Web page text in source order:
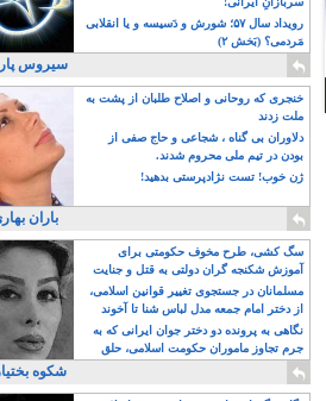
رویداد سال ۵۷؛ شورش و دَسیسه و یا انقلابی
مَردمی؟ (بَخش ۲)
سیروس
خنجری که روحانی و اصلاح طلبان از پشت به
ملت زدند
دلاوران بی گناه ، شجاعی و حاج صفی از
بودن در تیم ملی محروم شدند.
ژن خوب! تست نژادپرستی بدهید!
باران
سگ کشی، طرح مخوف حکومتی برای
آموزش شکنجه گران دولتی به قتل و جنایت
بیشتر
مسلمانان در جستجوی تغییر قوانین اسلامی،
از دختر امام جمعه مدل لباس شنا تا آخوند
مسلمان همجنسگرا!
نگاهی به پرونده دو دختر جوان ایرانی که به
جرم تجاوز ماموران حکومت اسلامی، حلق
آویز شدند!
شکوه